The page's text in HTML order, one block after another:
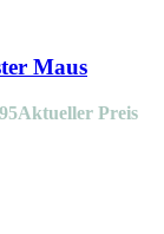
Maus
Aktueller Preis